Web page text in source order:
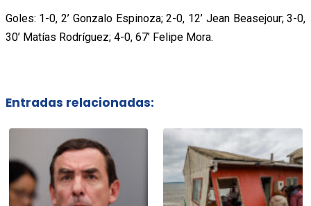
Goles: 1-0, 2’ Gonzalo Espinoza; 2-0, 12’ Jean Beasejour; 3-0,
30’ Matías Rodríguez; 4-0, 67’ Felipe Mora.
Entradas relacionadas: